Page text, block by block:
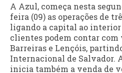
A Azul, começa nesta
feira (09) as operações de
ligando a capital ao interior
clientes podem contar com
Barreiras e Lençóis,
Internacional de Salvador.
inicia também a venda de